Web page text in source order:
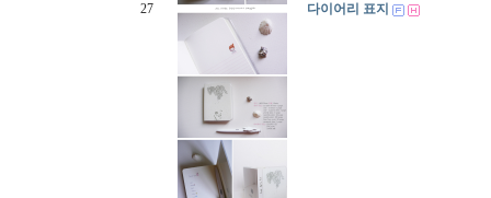
27 다이어리 표지